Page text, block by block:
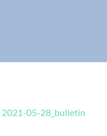
2021-05-28_bulletin